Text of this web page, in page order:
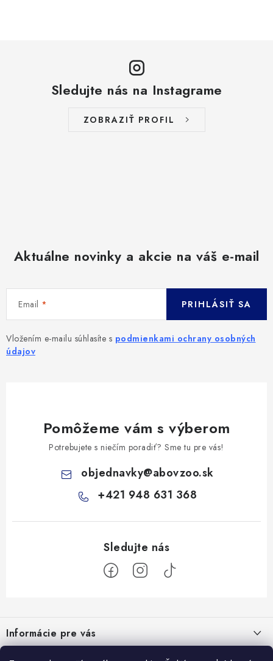
Sledujte nás na Instagrame
ZOBRAZIŤ PROFIL
Aktuálne novinky a akcie na váš e-mail
Email
Vložením e-mailu súhlasíte s podmienkami ochrany osobných
údajov
PRIHLÁSIŤ SA
Pomôžeme vám s výberom
Potrebujete s niečím poradiť? Sme tu pre vás!
objednavky@abovzoo.sk
+421 948 631 368
p
ä
Informácie pre vás